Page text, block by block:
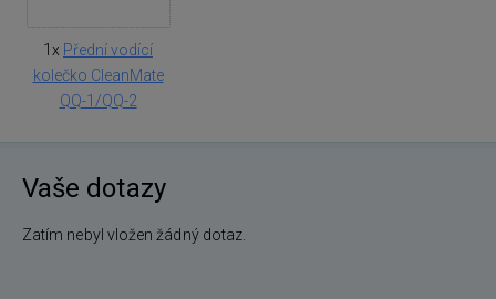
1x Přední vodící
kolečko CleanMate
QQ-1/QQ-2
Vaše dotazy
Zatím nebyl vložen žádný dotaz.